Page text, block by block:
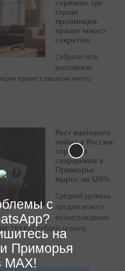
сериалы, где
глухая
провинция
хранит много
секретов
Собрали пять
российских
хранит слишком много
Рост вахтового
найма в России:
спрос на
сварщиков в
Приморье
вырос на 120%
Средний уровень
предлагаемого
вознаграждения
189 847 рублей за вахту
с
на
Приморья
MAX!